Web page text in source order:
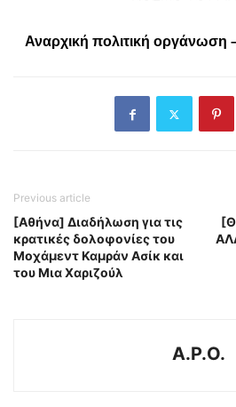
Αναρχική πολιτική οργάνωση
Previous article
[Αθήνα] Διαδήλωση για τις
κρατικές δολοφονίες του
Μοχάμεντ Καμράν Ασίκ και
του Μια Χαριζούλ
A.P.O.